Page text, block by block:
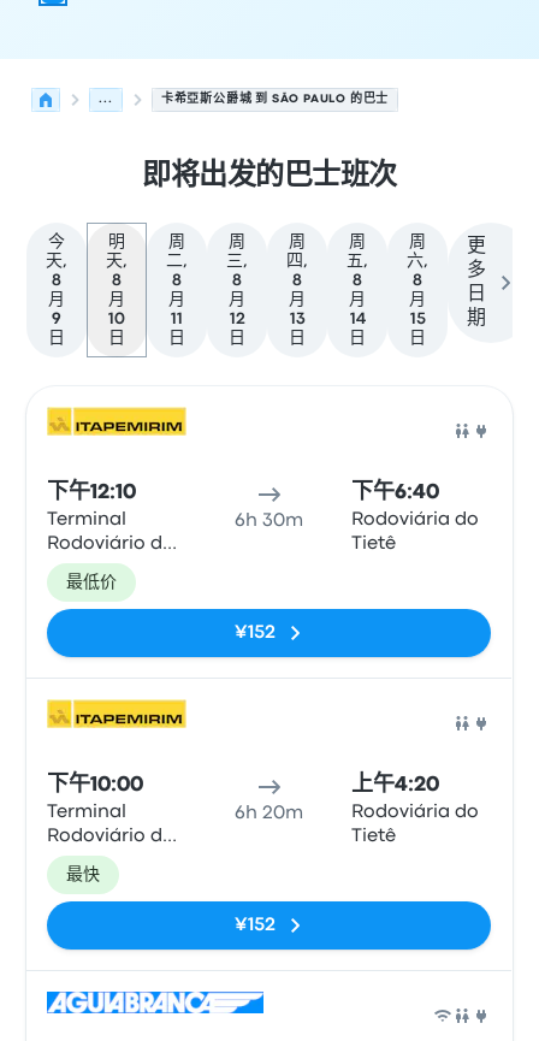
... 卡希亞斯公爵城 到 SÃO PAULO 的巴士
即将出发的巴士班次
今
天,
8
月
9
日
明
天,
8
月
10
日
周
二,
8
月
11
日
周
三,
8
月
12
日
周
四,
8
月
13
日
周
五,
8
月
14
日
周
六,
8
月
15
日
更
多
日
期
下午12:10
Terminal
Rodoviário de
Duque de
Caxias
6h 30m
下午6:40
Rodoviária do
Tietê
最低价
¥152
下午10:00
Terminal
Rodoviário de
Duque de
Caxias
6h 20m
上午4:20
Rodoviária do
Tietê
最快
¥152